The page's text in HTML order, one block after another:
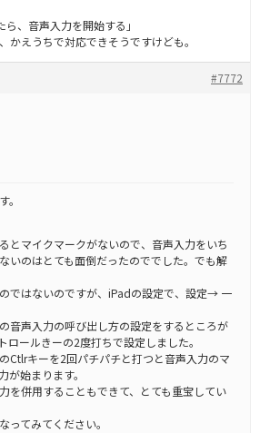
ら、音声入力を開始する」
かえうちで対応できそうですけども。
#7772
。
とマイクマークがないので、音声入力をいち
いのはとても面倒だったのででした。でも解
ではないのですが、iPadの設定で、設定→ 一
音声入力の呼び出し方の設定をするところが
ロールきーの2度打ちで設定しました。
Ctlrキーを2回パチパチと打つと音声入力のマ
が始まります。
を併用することもできて、とても重宝してい
ってみてください。